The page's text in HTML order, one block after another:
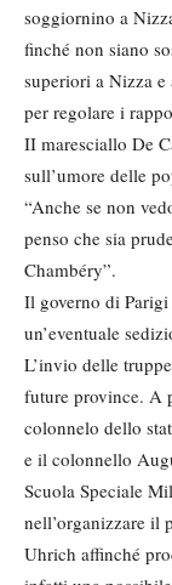
soggiornino a
finché non siano
superiori a Nizza
per regolare i
II maresciallo De
sull’umore delle
“Anche se non
penso che sia
Chambéry”.
Il governo di
un’eventuale
L’invio delle
future province. A
colonnelo dello
e il colonnello
Scuola Speciale
nell’organizzare il
Uhrich affinché